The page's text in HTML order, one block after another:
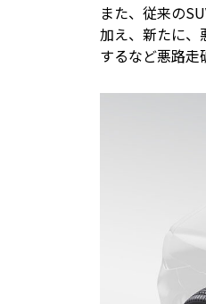
また、従来の
加え、新たに、
するなど悪路走